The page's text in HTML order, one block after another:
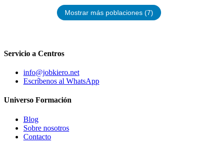
Mostrar más poblaciones (7)
Servicio a Centros
info@jobkiero.net
Escríbenos al WhatsApp
Universo Formación
Blog
Sobre nosotros
Contacto